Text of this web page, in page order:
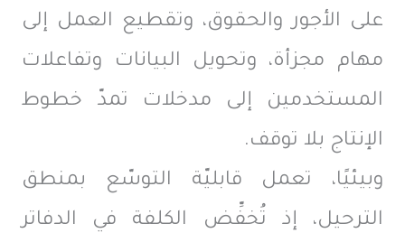
على الأجور والحقوق، وتقطيع العمل إلى
مهام مجزأة، وتحويل البيانات وتفاعلات
المستخدمين إلى مدخلات تمدّ خطوط
الإنتاج بلا توقف.
وبيئيًا، تعمل قابليّة التوسّع بمنطق
الترحيل، إذ تُخفِّض الكلفة في الدفاتر